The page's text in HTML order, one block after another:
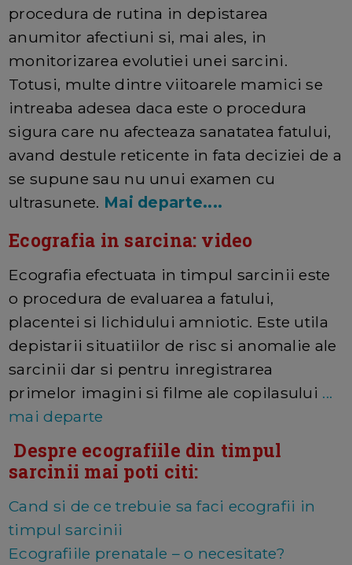
procedura de rutina in depistarea
anumitor afectiuni si, mai ales, in
monitorizarea evolutiei unei sarcini.
Totusi, multe dintre viitoarele mamici se
intreaba adesea daca este o procedura
sigura care nu afecteaza sanatatea fatului,
avand destule reticente in fata deciziei de a
se supune sau nu unui examen cu
ultrasunete. Mai departe....
Ecografia in sarcina: video
Ecografia efectuata in timpul sarcinii este
o procedura de evaluarea a fatului,
placentei si lichidului amniotic. Este utila
depistarii situatiilor de risc si anomalie ale
sarcinii dar si pentru inregistrarea
primelor imagini si filme ale copilasului ...
mai departe
Despre ecografiile din timpul
sarcinii mai poti citi:
Cand si de ce trebuie sa faci ecografii in
timpul sarcinii
Ecografiile prenatale – o necesitate?